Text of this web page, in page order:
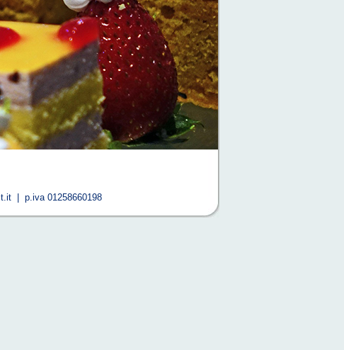
| p.iva 01258660198